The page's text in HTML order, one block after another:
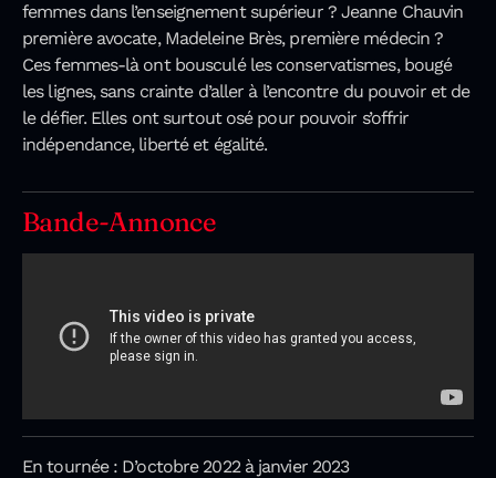
femmes dans l’enseignement supérieur ? Jeanne Chauvin
première avocate, Madeleine Brès, première médecin ?
Ces femmes-là ont bousculé les conservatismes, bougé
les lignes, sans crainte d’aller à l’encontre du pouvoir et de
le défier. Elles ont surtout osé pour pouvoir s’offrir
indépendance, liberté et égalité.
Bande-Annonce
En tournée : D’octobre 2022 à janvier 2023